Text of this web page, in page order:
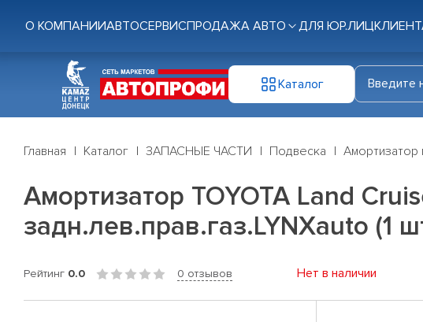
О КОМПАНИИАВТОСЕРВИСПРОДАЖА АВТО ДЛЯ ЮР.ЛИЦ
Каталог
Главная Каталог ЗАПАСНЫЕ ЧАСТИ Подвеска Амортизатор
Амортизатор TOYOTA Land
задн.лев.прав.газ.LYNXauto (1
Рейтинг 0.0 0 отзывов Нет в наличии